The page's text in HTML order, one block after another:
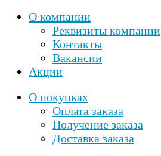
О компании
Реквизиты компании
Контакты
Вакансии
Акции
О покупках
Оплата заказа
Получение заказа
Доставка заказа